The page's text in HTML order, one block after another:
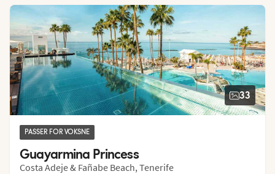
33
PASSER FOR VOKSNE
Guayarmina Princess
Costa Adeje & Fañabe Beach, Tenerife